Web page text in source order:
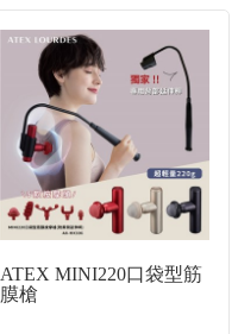
ATEX MINI220口袋型筋
膜槍